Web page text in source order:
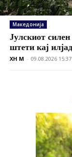
Македонија
Јулскиот
штети кај
XH M - 09.08.2026 15:37